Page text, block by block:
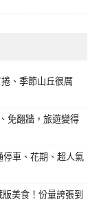
、季節山丘很厲
免翻牆，旅遊變得
停車、花期、超人氣
美食！份量誇張到